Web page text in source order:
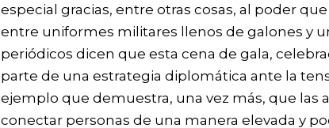
especial gracias, entre otras cosas, al poder
entre uniformes militares llenos de galones y
periódicos dicen que esta cena de gala,
parte de una estrategia diplomática ante la
ejemplo que demuestra, una vez más, que las
conectar personas de una manera elevada y